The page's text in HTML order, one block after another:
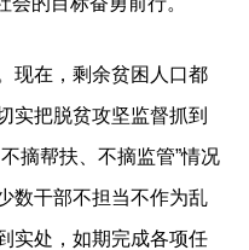
现在，剩余贫困人口都
实把脱贫攻坚监督抓到
摘帮扶、不摘监管”情况
数干部不担当不作为乱
实处，如期完成各项任